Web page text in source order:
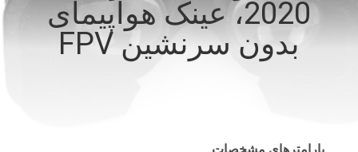
کنترل
کیفیت
موارد
2020، عینک هواپیمای
بدون سرنشین FPV
پارامترهای مشخصات